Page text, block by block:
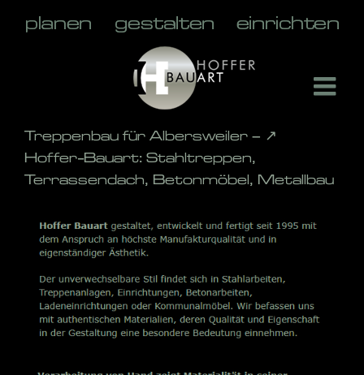
Treppenbau für Albersweiler – ↗️
Hoffer-Bauart: Stahltreppen,
Terrassendach, Betonmöbel, Metallbau